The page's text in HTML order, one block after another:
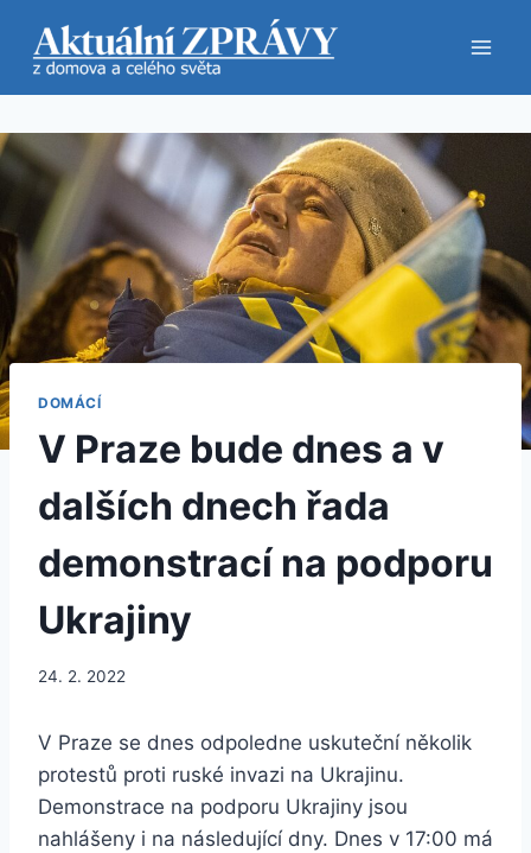
obsah
DOMÁCÍ
V Praze bude dnes a v
dalších dnech řada
demonstrací na podporu
Ukrajiny
24. 2. 2022
V Praze se dnes odpoledne uskuteční několik
protestů proti ruské invazi na Ukrajinu.
Demonstrace na podporu Ukrajiny jsou
nahlášeny i na následující dny. Dnes v 17:00 má